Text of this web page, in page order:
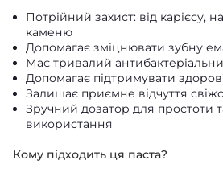
Потрійний захист: від карієсу,
каменю
Допомагає зміцнювати зубну
Має тривалий
Допомагає підтримувати
Залишає приємне відчуття
Зручний дозатор для простоти
використання
Кому підходить ця паста?